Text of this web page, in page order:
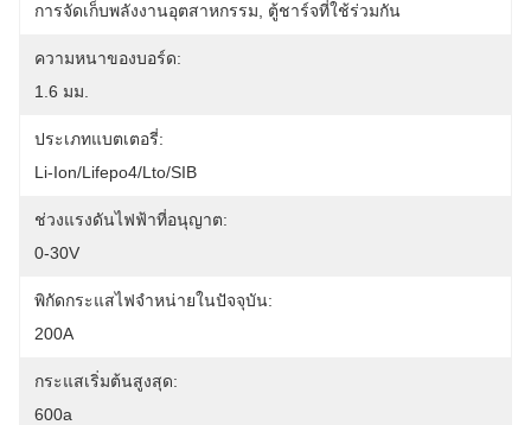
การจัดเก็บพลังงานอุตสาหกรรม, ตู้ชาร์จที่ใช้ร่วมกัน
ความหนาของบอร์ด:
1.6 มม.
ประเภทแบตเตอรี่:
Li-Ion/Lifepo4/Lto/SIB
ช่วงแรงดันไฟฟ้าที่อนุญาต:
0-30V
พิกัดกระแสไฟจำหน่ายในปัจจุบัน:
200A
กระแสเริ่มต้นสูงสุด:
600a